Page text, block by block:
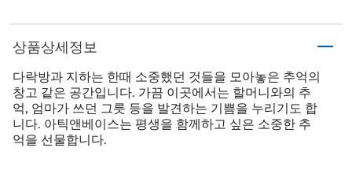
상품상세정보
다락방과 지하는 한때 소중했던 것들을 모아놓은 추억의
창고 같은 공간입니다. 가끔 이곳에서는 할머니와의 추
억, 엄마가 쓰던 그릇 등을 발견하는 기쁨을 누리기도 합
니다. 아틱앤베이스는 평생을 함께하고 싶은 소중한 추
억을 선물합니다.